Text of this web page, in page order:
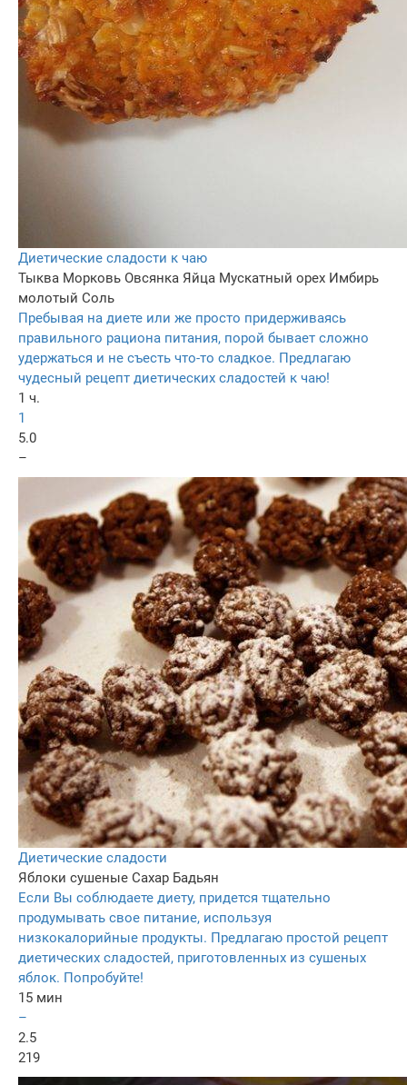
Диетические сладости к чаю
Тыква Морковь Овсянка Яйца Мускатный орех Имбирь
молотый Соль
Пребывая на диете или же просто придерживаясь
правильного рациона питания, порой бывает сложно
удержаться и не съесть что-то сладкое. Предлагаю
чудесный рецепт диетических сладостей к чаю!
1 ч.
1
5.0
–
Диетические сладости
Яблоки сушеные Сахар Бадьян
Если Вы соблюдаете диету, придется тщательно
продумывать свое питание, используя
низкокалорийные продукты. Предлагаю простой рецепт
диетических сладостей, приготовленных из сушеных
яблок. Попробуйте!
15 мин
–
2.5
219